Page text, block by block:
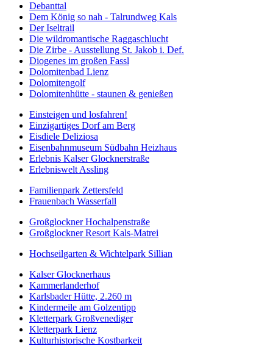
Debanttal
Dem König so nah - Talrundweg Kals
Der Iseltrail
Die wildromantische Raggaschlucht
Die Zirbe - Ausstellung St. Jakob i. Def.
Diogenes im großen Fassl
Dolomitenbad Lienz
Dolomitengolf
Dolomitenhütte - staunen & genießen
Einsteigen und losfahren!
Einzigartiges Dorf am Berg
Eisdiele Deliziosa
Eisenbahnmuseum Südbahn Heizhaus
Erlebnis Kalser Glocknerstraße
Erlebniswelt Assling
Familienpark Zettersfeld
Frauenbach Wasserfall
Großglockner Hochalpenstraße
Großglockner Resort Kals-Matrei
Hochseilgarten & Wichtelpark Sillian
Kalser Glocknerhaus
Kammerlanderhof
Karlsbader Hütte, 2.260 m
Kindermeile am Golzentipp
Kletterpark Großvenediger
Kletterpark Lienz
Kulturhistorische Kostbarkeit